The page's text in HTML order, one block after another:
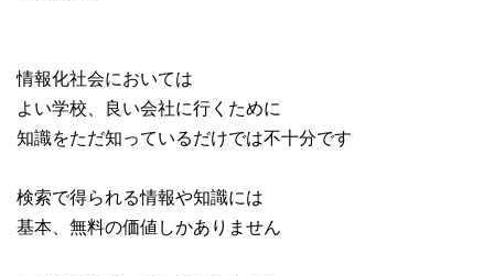
情報化社会においては
よい学校、良い会社に行くために
知識をただ知っているだけでは不十分です
検索で得られる情報や知識には
基本、無料の価値しかありません